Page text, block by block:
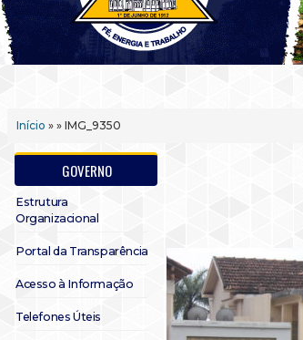
Início » » IMG_9350
GOVERNO
Estrutura
Organizacional
Portal da Transparência
Acesso à Informação
Telefones Úteis